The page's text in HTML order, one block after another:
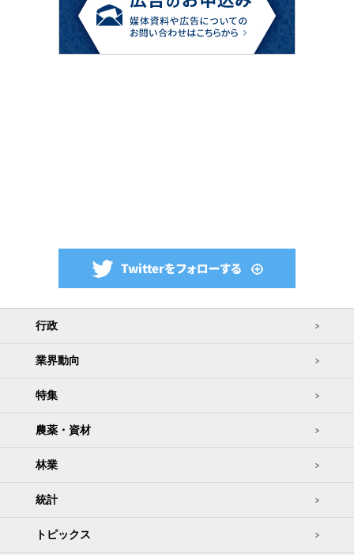
行政
業界動向
特集
農薬・資材
林業
統計
トピックス